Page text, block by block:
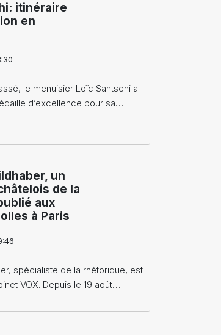
itinéraire
en
le menuisier Loïc Santschi a
d’excellence pour sa…
un
de la
aux
à Paris
spécialiste de la rhétorique, est
VOX. Depuis le 19 août…